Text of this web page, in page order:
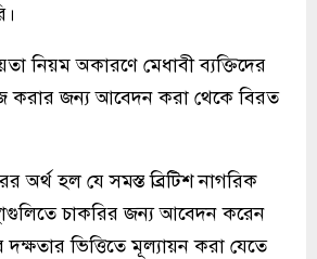
নিয়ম অকারণে মেধাবী ব্যক্তিদের
করার জন্য আবেদন করা থেকে বিরত
অর্থ হল যে সমস্ত ব্রিটিশ নাগরিক
চাকরির জন্য আবেদন করেন
ভিত্তিতে মূল্যায়ন করা যেতে